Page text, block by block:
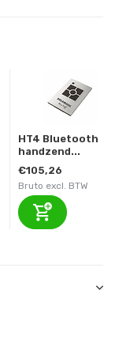
HT4 Bluetooth
handzend...
€105,26
Bruto excl. BTW